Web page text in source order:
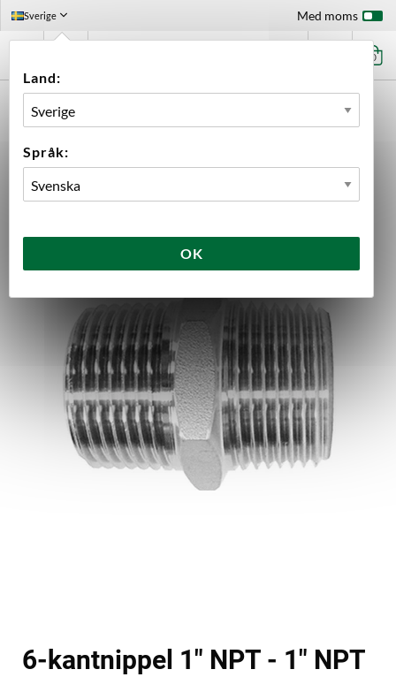
Sverige
Land:
Språk:
OK
Med moms
0
6-KANTNIPPEL 1" NPT - 1" NPT
6-kantnippel 1" NPT - 1" NPT